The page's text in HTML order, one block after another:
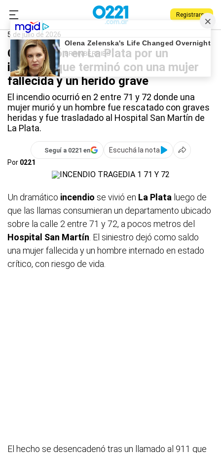
Registrarse
0221.com.ar
La Plata
5 de julio de 2026
Conmoción en La Plata por un
incendio que terminó con una mujer
fallecida y un herido grave
El incendio ocurrió en 2 entre 71 y 72 donde una
mujer murió y un hombre fue rescatado con graves
heridas y fue trasladado al Hospital San Martín de
La Plata.
Seguí a 0221 en
Escuchá la nota
Por 0221
Un dramático incendio se vivió en La Plata luego de
que las llamas consumieran un departamento ubicado
sobre la calle 2 entre 71 y 72, a pocos metros del
Hospital San Martín . El siniestro dejó como saldo
una mujer fallecida y un hombre internado en estado
crítico, con riesgo de vida.
El hecho se desencadenó tras un llamado al 911 que